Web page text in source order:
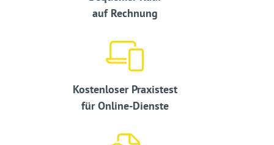
auf Rechnung
Kostenloser Praxistest
für Online-Dienste